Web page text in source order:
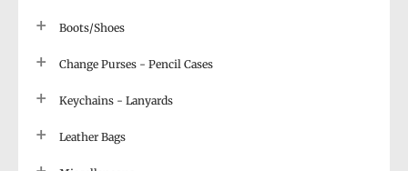
Boots/Shoes
Change Purses - Pencil Cases
Keychains - Lanyards
Leather Bags